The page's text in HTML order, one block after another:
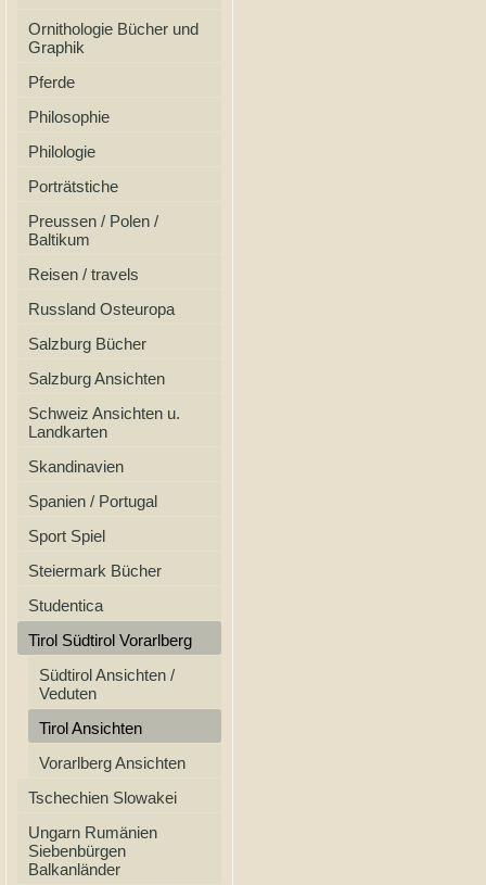
Ornithologie Bücher und
Graphik
Pferde
Philosophie
Philologie
Porträtstiche
Preussen / Polen /
Baltikum
Reisen / travels
Russland Osteuropa
Salzburg Bücher
Salzburg Ansichten
Schweiz Ansichten u.
Landkarten
Skandinavien
Spanien / Portugal
Sport Spiel
Steiermark Bücher
Studentica
Tirol Südtirol Vorarlberg
Südtirol Ansichten /
Veduten
Tirol Ansichten
Vorarlberg Ansichten
Tschechien Slowakei
Ungarn Rumänien
Siebenbürgen
Balkanländer